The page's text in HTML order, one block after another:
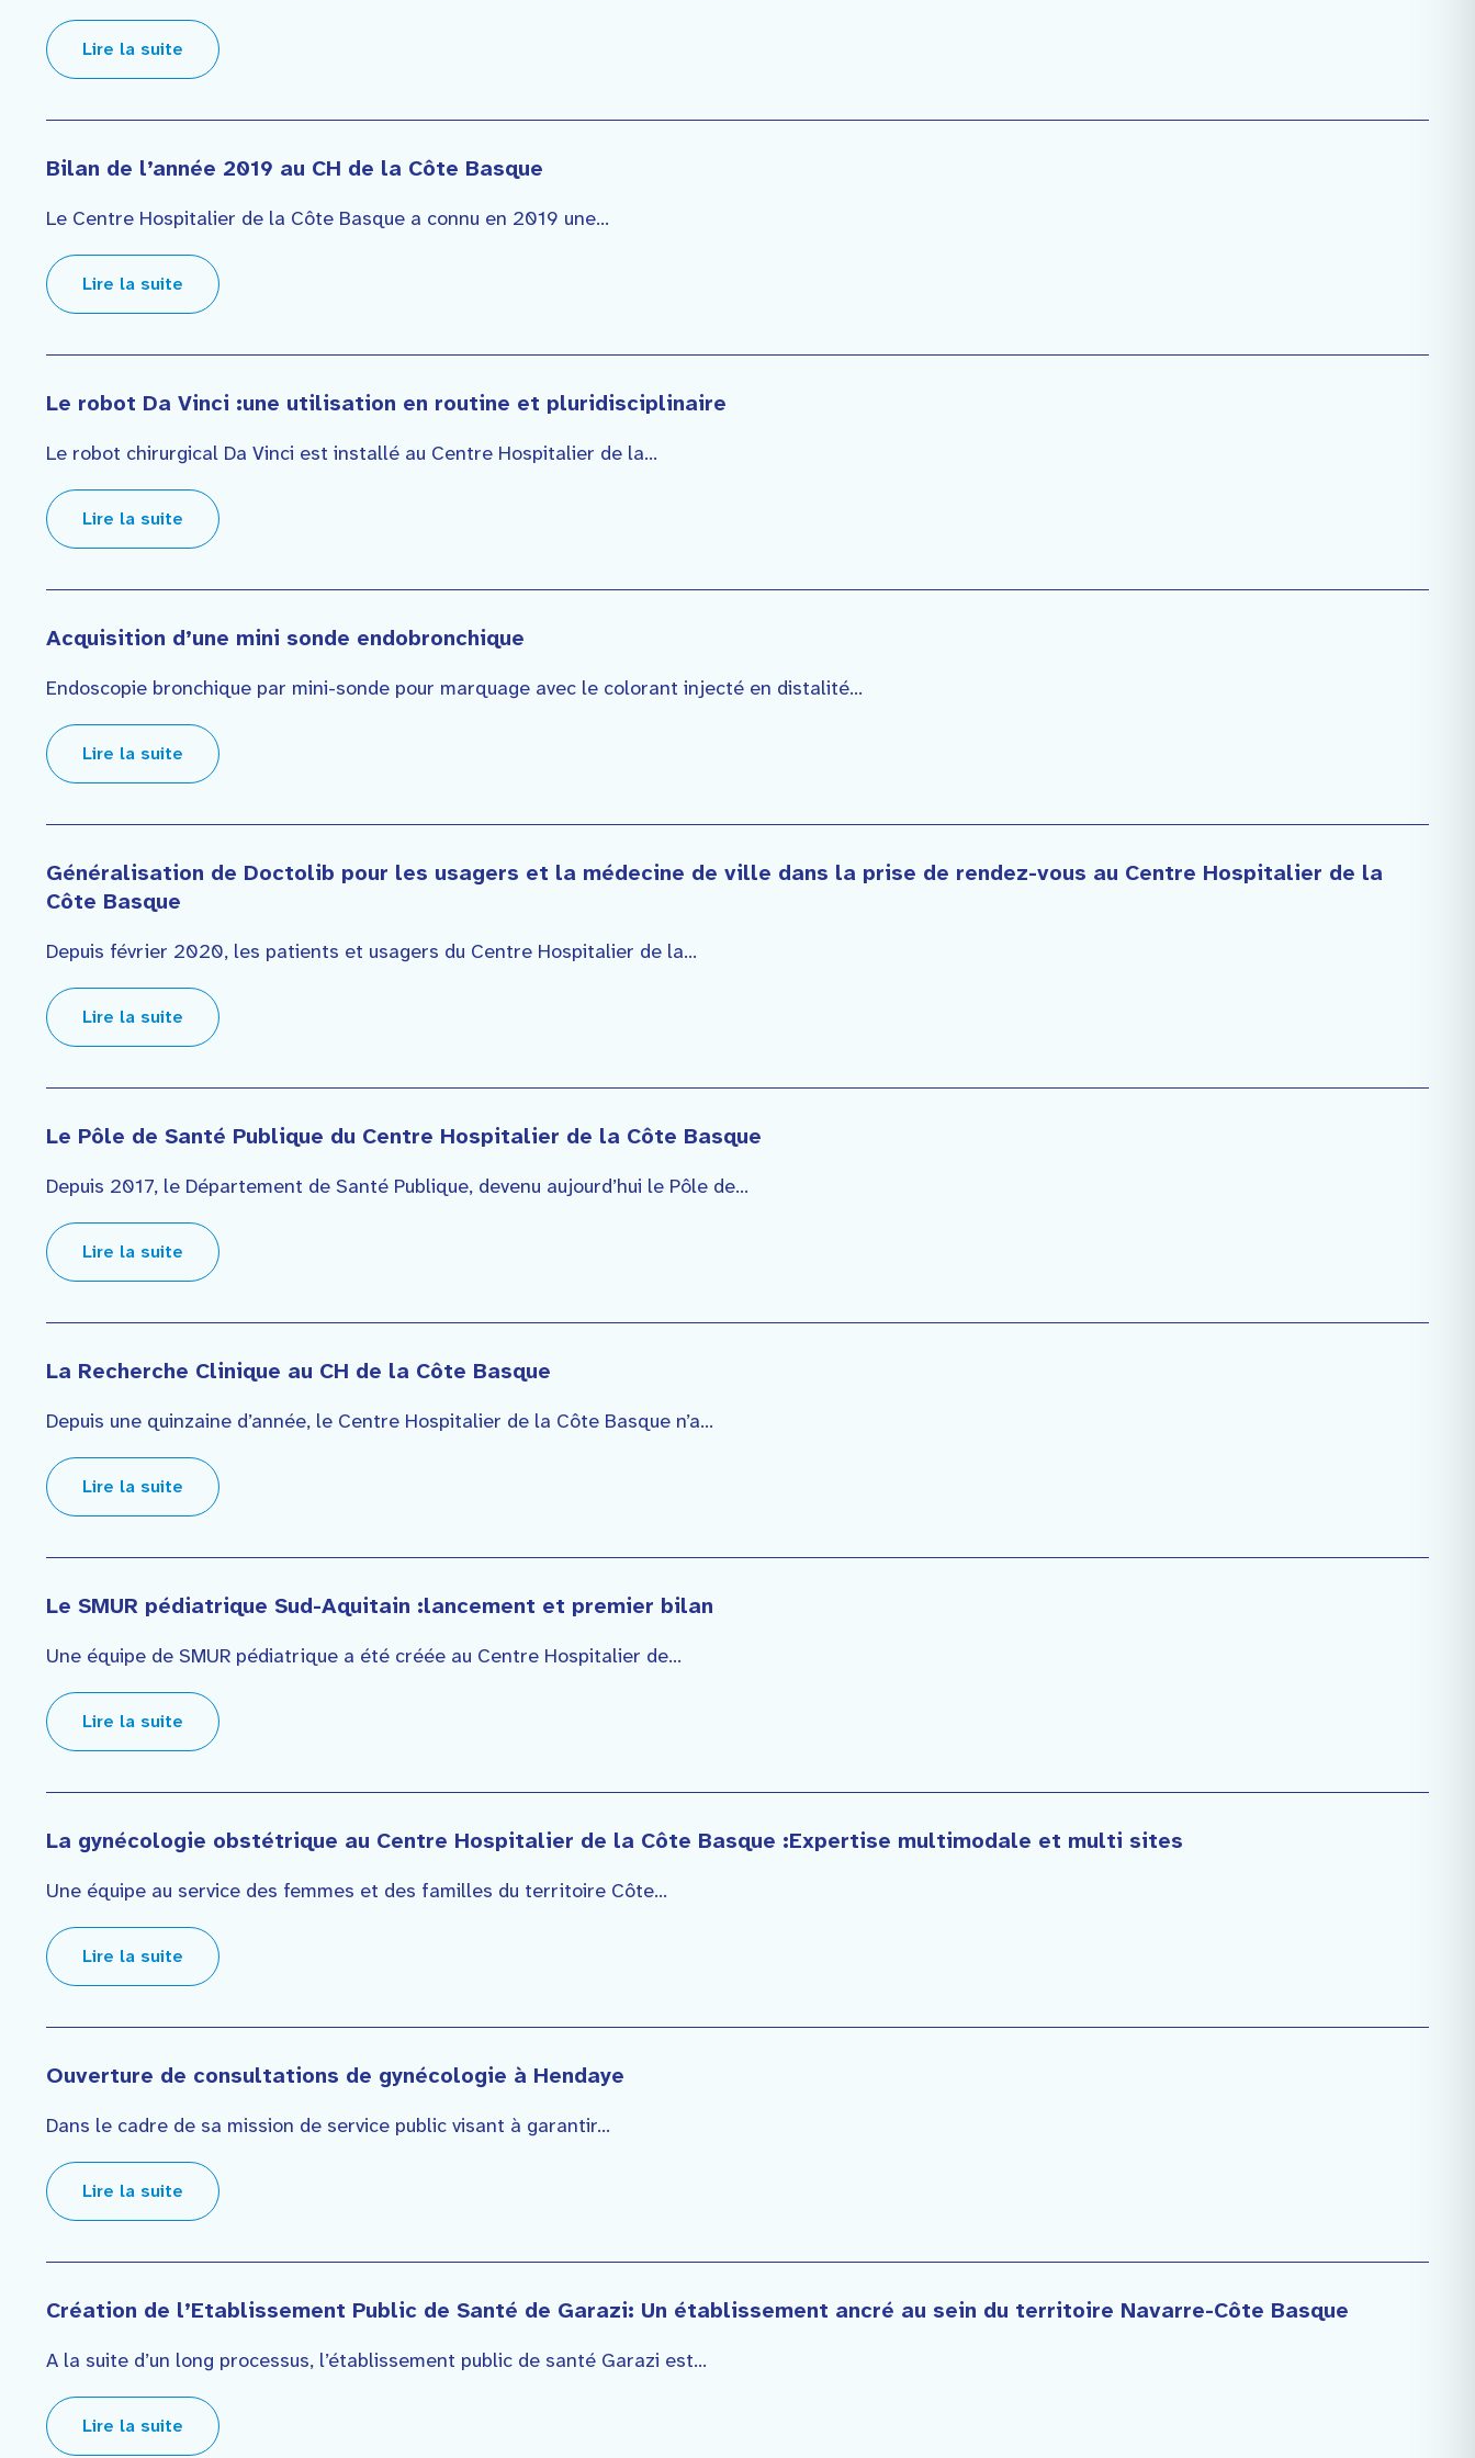
Faire un don
Lire la suite
Bilan de l’année 2019 au CH de la Côte Basque
Le Centre Hospitalier de la Côte Basque a connu en 2019 une...
Lire la suite
Le robot Da Vinci :une utilisation en routine et pluridisciplinaire
Le robot chirurgical Da Vinci est installé au Centre Hospitalier de la...
Lire la suite
Acquisition d’une mini sonde endobronchique
Endoscopie bronchique par mini-sonde pour marquage avec le colorant injecté en distalité...
Lire la suite
Généralisation de Doctolib pour les usagers et la médecine de ville dans la prise de rendez-vous au Centre Hospitalier de la
Côte Basque
Depuis février 2020, les patients et usagers du Centre Hospitalier de la...
Lire la suite
Le Pôle de Santé Publique du Centre Hospitalier de la Côte Basque
Depuis 2017, le Département de Santé Publique, devenu aujourd’hui le Pôle de...
Lire la suite
La Recherche Clinique au CH de la Côte Basque
Depuis une quinzaine d’année, le Centre Hospitalier de la Côte Basque n’a...
Lire la suite
Le SMUR pédiatrique Sud-Aquitain :lancement et premier bilan
Une équipe de SMUR pédiatrique a été créée au Centre Hospitalier de...
Lire la suite
La gynécologie obstétrique au Centre Hospitalier de la Côte Basque :Expertise multimodale et multi sites
Une équipe au service des femmes et des familles du territoire Côte...
Lire la suite
Ouverture de consultations de gynécologie à Hendaye
Dans le cadre de sa mission de service public visant à garantir...
Lire la suite
Création de l’Etablissement Public de Santé de Garazi: Un établissement ancré au sein du territoire Navarre-Côte Basque
A la suite d’un long processus, l’établissement public de santé Garazi est...
Lire la suite